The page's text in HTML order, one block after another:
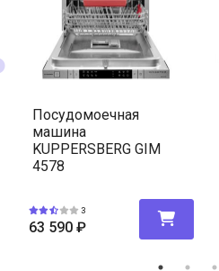
Посудомоечная
машина
KUPPERSBERG GIM
4578
3
63 590 ₽